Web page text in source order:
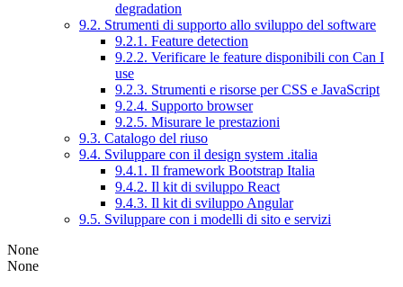
degradation
9.2. Strumenti di supporto allo sviluppo del software
9.2.1. Feature detection
9.2.2. Verificare le feature disponibili con Can I
use
9.2.3. Strumenti e risorse per CSS e JavaScript
9.2.4. Supporto browser
9.2.5. Misurare le prestazioni
9.3. Catalogo del riuso
9.4. Sviluppare con il design system .italia
9.4.1. Il framework Bootstrap Italia
9.4.2. Il kit di sviluppo React
9.4.3. Il kit di sviluppo Angular
9.5. Sviluppare con i modelli di sito e servizi
None
None